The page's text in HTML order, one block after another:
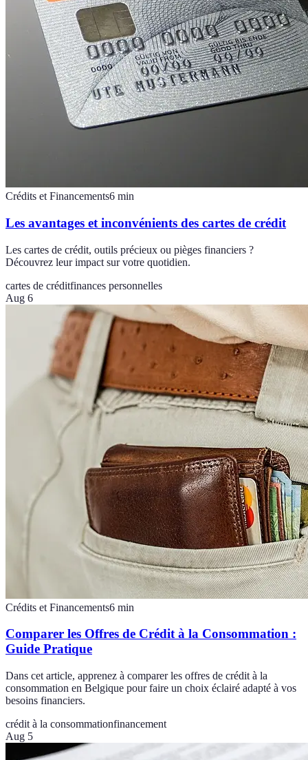
Crédits et Financements6 min
Les avantages et inconvénients des cartes de crédit
Les cartes de crédit, outils précieux ou pièges financiers ?
Découvrez leur impact sur votre quotidien.
cartes de créditfinances personnelles
Aug 6
Crédits et Financements6 min
Comparer les Offres de Crédit à la Consommation :
Guide Pratique
Dans cet article, apprenez à comparer les offres de crédit à la
consommation en Belgique pour faire un choix éclairé adapté à vos
besoins financiers.
crédit à la consommationfinancement
Aug 5